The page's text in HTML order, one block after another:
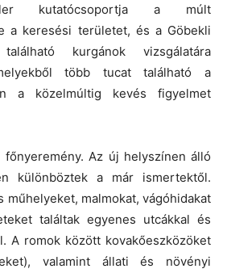
kutatócsoportja a múlt
a keresési területet, és a Göbekli
kurgánok vizsgálatára
több tucat található a
a közelmúltig kevés figyelmet
Az új helyszínen álló
különböztek a már ismertektől.
műhelyeket, malmokat, vágóhidakat
találtak egyenes utcákkal és
A romok között kovakőeszközöket
valamint állati és növényi